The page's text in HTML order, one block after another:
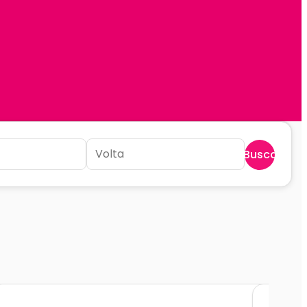
Buscar